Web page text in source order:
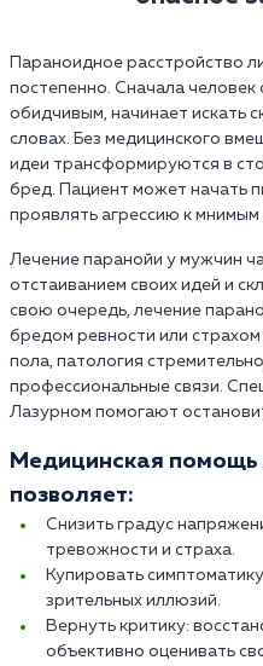
Параноидное расстройство
постепенно. Сначала человек
обидчивым, начинает искать
словах. Без медицинского
идеи трансформируются в
бред. Пациент может начать
проявлять агрессию к мнимым
Лечение паранойи у мужчин
отстаиванием своих идей и
свою очередь, лечение
бредом ревности или
пола, патология
профессиональные связи.
Лазурном помогают
Медицинская помощь
позволяет:
Снизить градус
тревожности и страха.
Купировать
зрительных иллюзий.
Вернуть критику:
объективно оценивать